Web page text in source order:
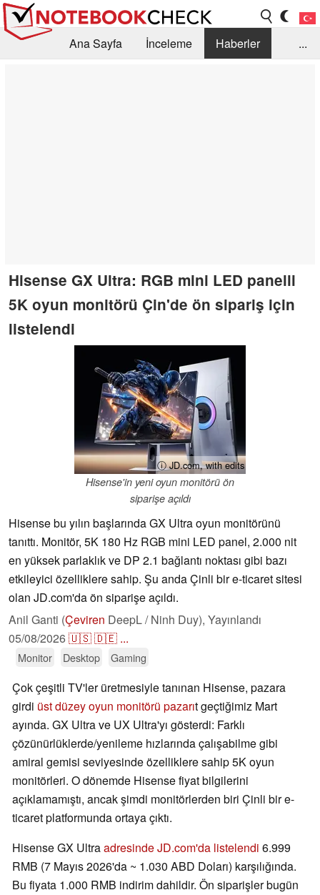
Ana Sayfa İnceleme
Haberler
...
Hisense GX Ultra: RGB mini LED panelli
5K oyun monitörü Çin'de ön sipariş için
listelendi
ⓘ JD.com, with edits
Hisense'in yeni oyun monitörü ön
siparişe açıldı
Hisense bu yılın başlarında GX Ultra oyun monitörünü
tanıttı. Monitör, 5K 180 Hz RGB mini LED panel, 2.000 nit
en yüksek parlaklık ve DP 2.1 bağlantı noktası gibi bazı
etkileyici özelliklere sahip. Şu anda Çinli bir e-ticaret sitesi
olan JD.com'da ön siparişe açıldı.
Anil Ganti (Çeviren DeepL / Ninh Duy), Yayınlandı
05/08/2026🇺🇸🇩🇪 ...
Monitor Desktop Gaming
Çok çeşitli TV'ler üretmesiyle tanınan Hisense, pazara
girdi üst düzey oyun monitörü pazarıt geçtiğimiz Mart
ayında. GX Ultra ve UX Ultra'yı gösterdi: Farklı
çözünürlüklerde/yenileme hızlarında çalışabilme gibi
amiral gemisi seviyesinde özelliklere sahip 5K oyun
monitörleri. O dönemde Hisense fiyat bilgilerini
açıklamamıştı, ancak şimdi monitörlerden biri Çinli bir e-
ticaret platformunda ortaya çıktı.
Hisense GX Ultraadresinde JD.com'da listelendi 6.999
RMB (7 Mayıs 2026'da ~ 1.030 ABD Doları) karşılığında.
Bu fiyata 1.000 RMB indirim dahildir. Ön siparişler bugün